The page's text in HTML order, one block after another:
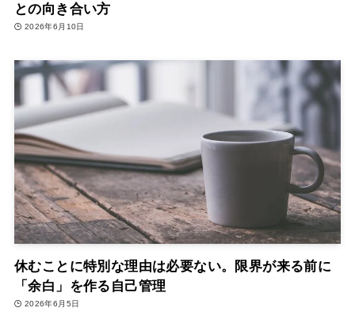
との向き合い方
2026年6月10日
休むことに特別な理由は必要ない。限界が来る前に
「余白」を作る自己管理
2026年6月5日